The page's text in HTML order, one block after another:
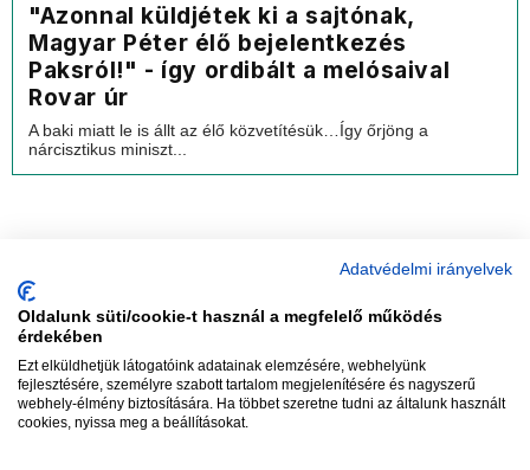
"Azonnal küldjétek ki a sajtónak,
Magyar Péter élő bejelentkezés
Paksról!" - így ordibált a melósaival
Rovar úr
A baki miatt le is állt az élő közvetítésük…Így őrjöng a
nárcisztikus miniszt...
Szerkesztőség:szerk@vadhajtasok.hu
Modi:moderator@vadhajtasok.hu
Adatvédelmi irányelvek
Oldalunk süti/cookie-t használ a megfelelő működés
érdekében
Ezt elküldhetjük látogatóink adatainak elemzésére, webhelyünk
fejlesztésére, személyre szabott tartalom megjelenítésére és nagyszerű
webhely-élmény biztosítására. Ha többet szeretne tudni az általunk használt
cookies, nyissa meg a beállításokat.